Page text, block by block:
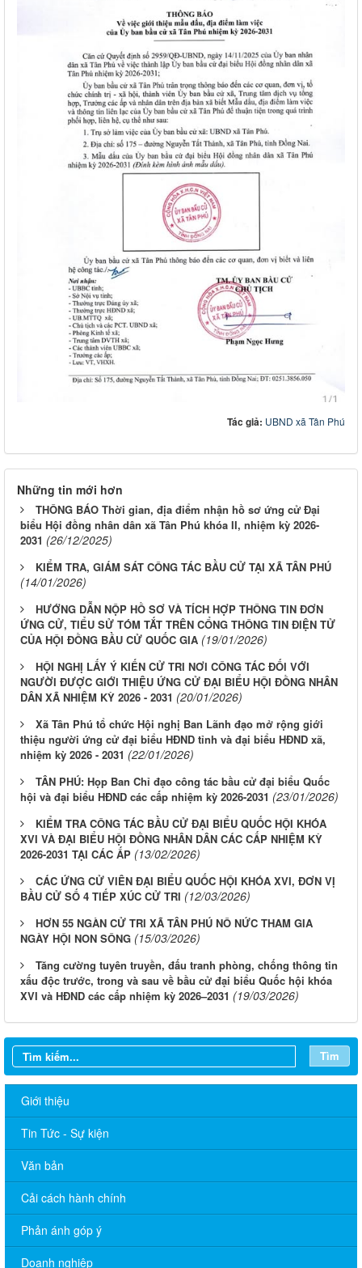
Tác giả: UBND xã Tân Phú
Những tin mới hơn
THÔNG BÁO Thời gian, địa điểm nhận hồ sơ ứng cử Đại
biểu Hội đồng nhân dân xã Tân Phú khóa II, nhiệm kỳ 2026-
2031 (26/12/2025)
KIỂM TRA, GIÁM SÁT CÔNG TÁC BẦU CỬ TẠI XÃ TÂN PHÚ
(14/01/2026)
HƯỚNG DẪN NỘP HỒ SƠ VÀ TÍCH HỢP THÔNG TIN ĐƠN
ỨNG CỬ, TIỂU SỬ TÓM TẮT TRÊN CỔNG THÔNG TIN ĐIỆN TỬ
CỦA HỘI ĐỒNG BẦU CỬ QUỐC GIA (19/01/2026)
HỘI NGHỊ LẤY Ý KIẾN CỬ TRI NƠI CÔNG TÁC ĐỐI VỚI
NGƯỜI ĐƯỢC GIỚI THIỆU ỨNG CỬ ĐẠI BIỂU HỘI ĐỒNG NHÂN
DÂN XÃ NHIỆM KỲ 2026 - 2031 (20/01/2026)
Xã Tân Phú tổ chức Hội nghị Ban Lãnh đạo mở rộng giới
thiệu người ứng cử đại biểu HĐND tỉnh và đại biểu HĐND xã,
nhiệm kỳ 2026 - 2031 (22/01/2026)
TÂN PHÚ: Họp Ban Chỉ đạo công tác bầu cử đại biểu Quốc
hội và đại biểu HĐND các cấp nhiệm kỳ 2026-2031 (23/01/2026)
KIỂM TRA CÔNG TÁC BẦU CỬ ĐẠI BIỂU QUỐC HỘI KHÓA
XVI VÀ ĐẠI BIỂU HỘI ĐỒNG NHÂN DÂN CÁC CẤP NHIỆM KỲ
2026-2031 TẠI CÁC ẤP (13/02/2026)
CÁC ỨNG CỬ VIÊN ĐẠI BIỂU QUỐC HỘI KHÓA XVI, ĐƠN VỊ
BẦU CỬ SỐ 4 TIẾP XÚC CỬ TRI (12/03/2026)
HƠN 55 NGÀN CỬ TRI XÃ TÂN PHÚ NÔ NỨC THAM GIA
NGÀY HỘI NON SÔNG (15/03/2026)
Tăng cường tuyên truyền, đấu tranh phòng, chống thông tin
xấu độc trước, trong và sau về bầu cử đại biểu Quốc hội khóa
XVI và HĐND các cấp nhiệm kỳ 2026–2031 (19/03/2026)
Tìm
Giới thiệu
Tin Tức - Sự kiện
Văn bản
Cải cách hành chính
Phản ánh góp ý
Doanh nghiệp